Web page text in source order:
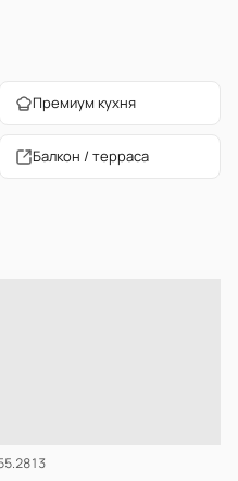
Премиум кухня
Балкон / терраса